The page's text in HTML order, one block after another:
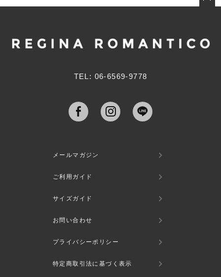
へ
TEL: 06-6569-9778
メールマガジン
ご利用ガイド
サイズガイド
お問い合わせ
プライバシーポリシー
特定商取引法に基づく表示